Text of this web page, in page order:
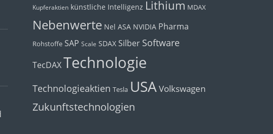
Kupferaktien künstliche Intelligenz Lithium MDAX
Nebenwerte Nel ASA NVIDIA Pharma
Rohstoffe SAP Scale SDAX Silber Software
TecDAX Technologie
Technologieaktien Tesla USAVolkswagen
Zukunftstechnologien